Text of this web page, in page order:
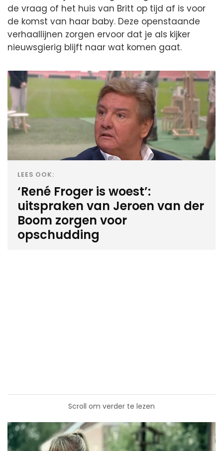
de vraag of het huis van Britt op tijd af is voor
de komst van haar baby. Deze openstaande
verhaallijnen zorgen ervoor dat je als kijker
nieuwsgierig blijft naar wat komen gaat.
LEES OOK:
‘René Froger is woest’:
uitspraken van Jeroen van der
Boom zorgen voor
opschudding
Scroll om verder te lezen